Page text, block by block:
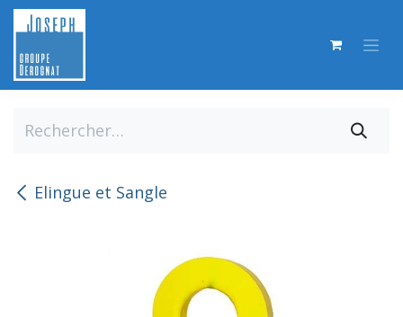
Se rendre au contenu
Elingue et Sangle